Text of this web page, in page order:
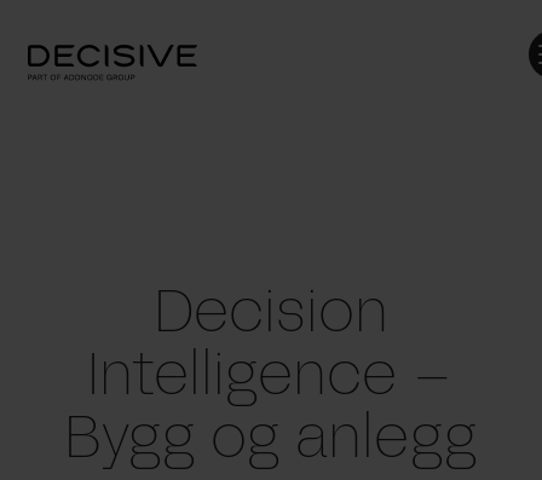
content
Decision
Intelligence –
Bygg og anlegg